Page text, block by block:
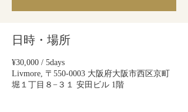
日時・場所
¥30,000 / 5days
Livmore, 〒550-0003 大阪府大阪市西区京町
堀１丁目８−３１ 安田ビル 1階